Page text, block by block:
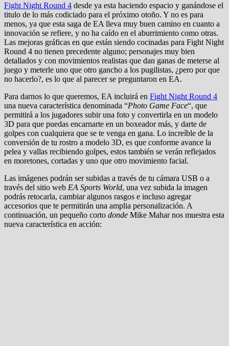
Fight Night Round 4 desde ya esta haciendo espacio y ganándose el
titulo de lo más codiciado para el próximo otoño. Y no es para
menos, ya que esta saga de EA lleva muy buen camino en cuanto a
innovación se refiere, y no ha caído en el aburrimiento como otras.
Las mejoras gráficas en que están siendo cocinadas para Fight Night
Round 4 no tienen precedente alguno; personajes muy bien
detallados y con movimientos realistas que dan ganas de meterse al
juego y meterle uno que otro gancho a los pugilistas, ¿pero por que
no hacerlo?, es lo que al parecer se preguntaron en EA.
Para darnos lo que queremos, EA incluirá en Fight Night Round 4
una nueva característica denominada “Photo Game Face“, que
permitirá a los jugadores subir una foto y convertirla en un modelo
3D para que puedas encarnarte en un boxeador más, y darte de
golpes con cualquiera que se te venga en gana. Lo increíble de la
conversión de tu rostro a modelo 3D, es que conforme avance la
pelea y vallas recibiendo golpes, estos también se verán reflejados
en moretones, cortadas y uno que otro movimiento facial.
Las imágenes podrán ser subidas a través de tu cámara USB o a
través del sitio web EA Sports World, una vez subida la imagen
podrás retocarla, cambiar algunos rasgos e incluso agregar
accesorios que te permitirán una amplia personalización. A
continuación, un pequeño corto donde Mike Mahar nos muestra esta
nueva característica en acción: